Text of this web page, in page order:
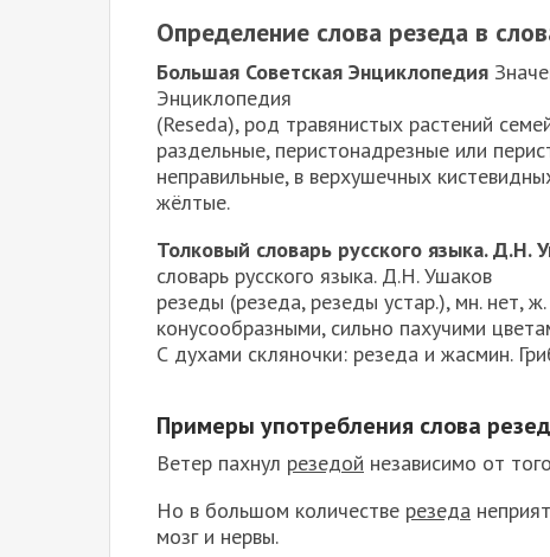
Определение слова резеда в
Большая Советская Энциклопедия
Энциклопедия
(Reseda), род травянистых растений
раздельные, перистонадрезные или
неправильные, в верхушечных
жёлтые.
Толковый словарь русского языка. Д.Н.
словарь русского языка. Д.Н. Ушаков
резеды (резеда, резеды устар.), мн. нет,
конусообразными, сильно пахучими
С духами скляночки: резеда и жасмин.
Примеры употребления слова
Ветер пахнул резедой независимо от
Но в большом количестве резеда
мозг и нервы.